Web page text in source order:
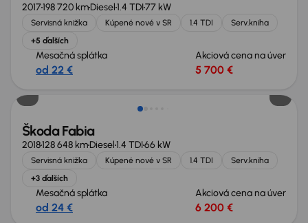
2017198 720 kmDiesel1.4 TDI77 kW
Servisná knižka Kúpené nové v SR 1.4 TDI
Serv.kniha
+5 ďalších
Mesačná splátka
od 22 €
Akciová cena na úver
5 700 €
Nové v ponuke
Škoda Fabia
2018128 648 kmDiesel1.4 TDI66 kW
Servisná knižka Kúpené nové v SR 1.4 TDI
Serv.kniha
+3 ďalších
Mesačná splátka
od 24 €
Akciová cena na úver
6 200 €
Zlacnené o 500 €